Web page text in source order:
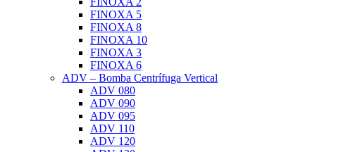
FINOXA 5
FINOXA 8
FINOXA 10
FINOXA 3
FINOXA 6
ADV – Bomba Centrífuga Vertical
ADV 080
ADV 090
ADV 095
ADV 110
ADV 120